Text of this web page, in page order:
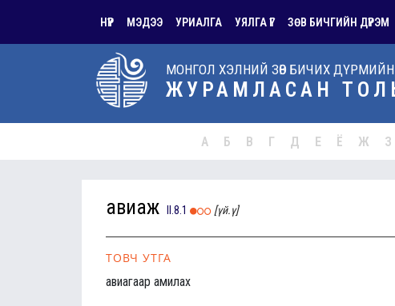
НҮҮР МЭДЭЭ УРИАЛГА УЯЛГА ҮГ ЗӨВ БИЧГИЙН ДҮРЭМ
МОНГОЛ ХЭЛНИЙ ЗӨВ БИЧИХ ДҮРМИЙН
ЖУРАМЛАСАН
А Б В Г Д Е Ё Ж З
авиаж II.8.1 [үй.ү]
ТОВЧ УТГА
авиагаар амилах